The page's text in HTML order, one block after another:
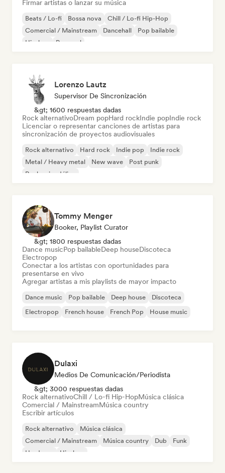
Firmar artistas o lanzar su música
Beats / Lo-fi Bossa nova
Chill / Lo-fi Hip-Hop
Comercial / Mainstream
Dancehall
Pop bailable
Hip-hop
Pop soul
Lorenzo Lautz
Supervisor De Sincronización
&gt; 1600 respuestas dadas
Rock alternativoDream popHard rockIndie popIndie rock
Licenciar o representar canciones de artistas para
sincronización de proyectos audiovisuales
Rock alternativo Hard rock Indie pop
Indie rock
Metal / Heavy metal
New wave
Post punk
Rock psicodélico
Tommy Menger
Booker, Playlist Curator
&gt; 1800 respuestas dadas
Dance musicPop bailableDeep houseDiscoteca
Electropop
Conectar a los artistas con oportunidades para
presentarse en vivo
Agregar artistas a mis playlists de mayor impacto
Dance music Pop bailable Deep house
Discoteca
Electropop
French house French Pop House music
Dulaxi
Medios De Comunicación/Periodista
&gt; 3000 respuestas dadas
Rock alternativoChill / Lo-fi Hip-HopMúsica clásica
Comercial / MainstreamMúsica country
Escribir artículos
Rock alternativo
Música clásica
Comercial / Mainstream
Música country Dub
Funk
Hardcore
Hip-hop